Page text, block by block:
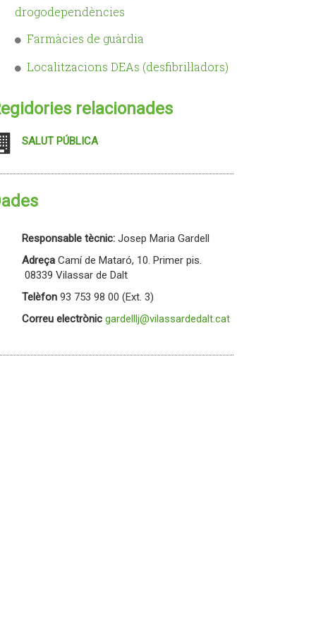
drogodependències
Farmàcies de guàrdia
Localitzacions DEAs (desfibril·ladors)
relacionades
SALUT PÚBLICA
Responsable tècnic: Josep Maria Gardell
Adreça Camí de Mataró, 10. Primer pis.
08339 Vilassar de Dalt
Telèfon 93 753 98 00 (Ext. 3)
Correu electrònic gardelllj@vilassardedalt.cat